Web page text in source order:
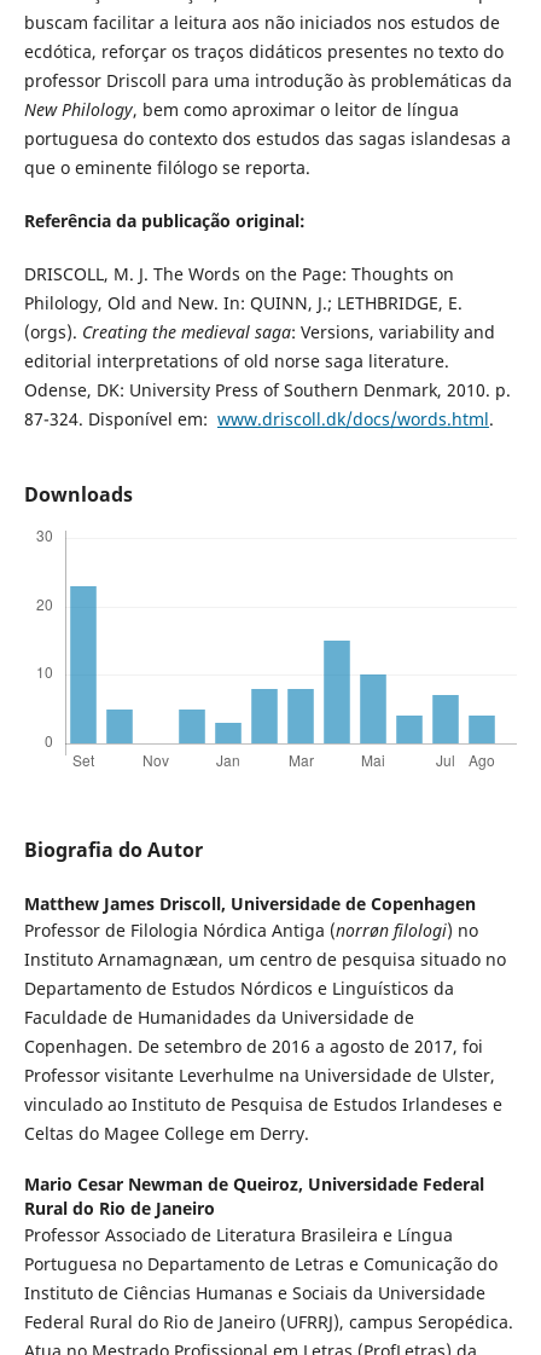
buscam facilitar a leitura aos não iniciados nos estudos de
ecdótica, reforçar os traços didáticos presentes no texto do
professor Driscoll para uma introdução às problemáticas da
New Philology, bem como aproximar o leitor de língua
portuguesa do contexto dos estudos das sagas islandesas a
que o eminente filólogo se reporta.
Referência da publicação original:
DRISCOLL, M. J. The Words on the Page: Thoughts on
Philology, Old and New. In: QUINN, J.; LETHBRIDGE, E.
(orgs). Creating the medieval saga: Versions, variability and
editorial interpretations of old norse saga literature.
Odense, DK: University Press of Southern Denmark, 2010. p.
87-324. Disponível em: www.driscoll.dk/docs/words.html.
Downloads
Biografia do Autor
Matthew James Driscoll, Universidade de Copenhagen
Professor de Filologia Nórdica Antiga (norrøn filologi) no
Instituto Arnamagnæan, um centro de pesquisa situado no
Departamento de Estudos Nórdicos e Linguísticos da
Faculdade de Humanidades da Universidade de
Copenhagen. De setembro de 2016 a agosto de 2017, foi
Professor visitante Leverhulme na Universidade de Ulster,
vinculado ao Instituto de Pesquisa de Estudos Irlandeses e
Celtas do Magee College em Derry.
Mario Cesar Newman de Queiroz, Universidade Federal
Rural do Rio de Janeiro
Professor Associado de Literatura Brasileira e Língua
Portuguesa no Departamento de Letras e Comunicação do
Instituto de Ciências Humanas e Sociais da Universidade
Federal Rural do Rio de Janeiro (UFRRJ), campus Seropédica.